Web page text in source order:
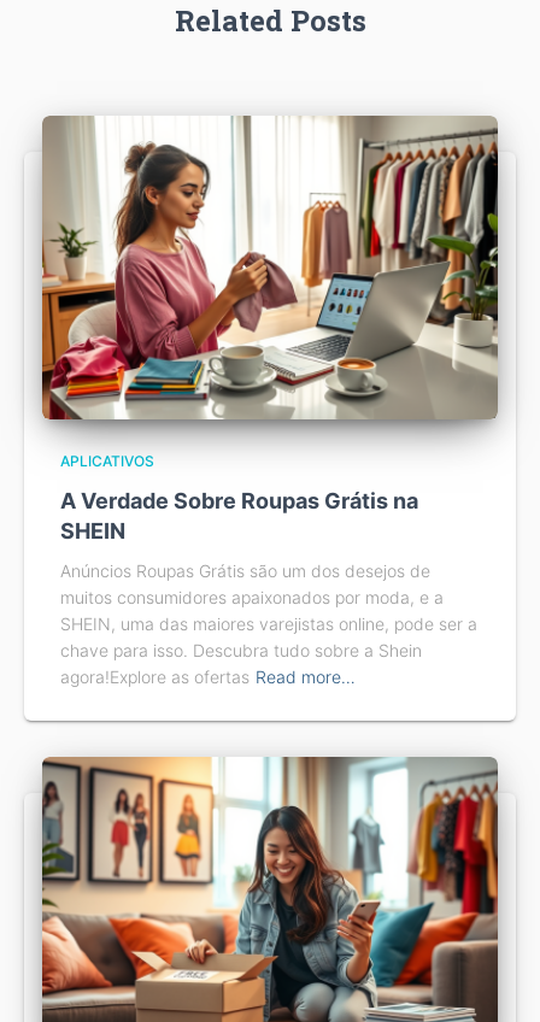
Related Posts
APLICATIVOS
A Verdade Sobre Roupas Grátis na
SHEIN
Anúncios Roupas Grátis são um dos desejos de
muitos consumidores apaixonados por moda, e a
SHEIN, uma das maiores varejistas online, pode ser a
chave para isso. Descubra tudo sobre a Shein
agora!Explore as ofertas Read more…